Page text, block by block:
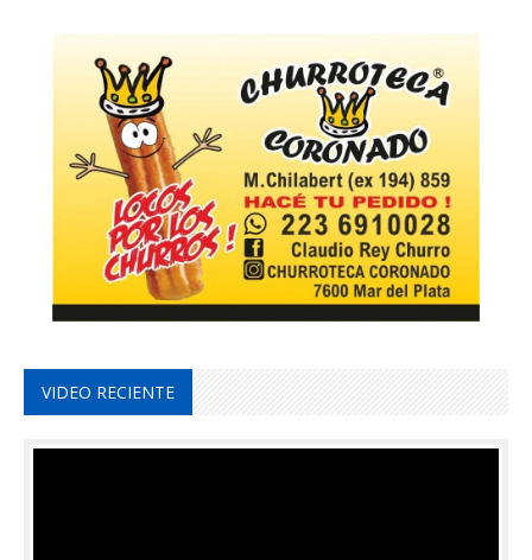
VIDEO RECIENTE